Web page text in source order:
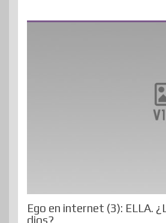
Ego en internet (3): ELLA.
dios?